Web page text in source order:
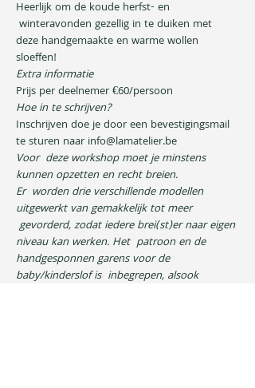
Heerlijk om de koude herfst- en
winteravonden gezellig in te duiken met
deze handgemaakte en warme wollen
sloeffen!
Extra informatie
Prijs per deelnemer €60/persoon
Hoe in te schrijven?
Inschrijven doe je door een bevestigingsmail
te sturen naar info@lamatelier.be
Voor  deze workshop moet je minstens
kunnen opzetten en recht breien.
Er  worden drie verschillende modellen
uitgewerkt van gemakkelijk tot meer
gevorderd, zodat iedere brei(st)er naar eigen
niveau kan werken. Het  patroon en de
handgesponnen garens voor de
baby/kinderslof is  inbegrepen, alsook